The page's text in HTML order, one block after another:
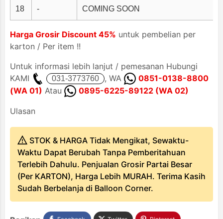
18 - COMING SOON
Harga Grosir Discount 45% untuk pembelian per
karton / Per item !!
Untuk informasi lebih lanjut / pemesanan Hubungi
KAMI
, WA
0851-0138-8800
(WA 01) Atau 0895-6225-89122 (WA 02)
Ulasan
STOK & HARGA Tidak Mengikat, Sewaktu-
Waktu Dapat Berubah Tanpa Pemberitahuan
Terlebih Dahulu. Penjualan Grosir Partai Besar
(Per KARTON), Harga Lebih MURAH. Terima Kasih
Sudah Berbelanja di Balloon Corner.